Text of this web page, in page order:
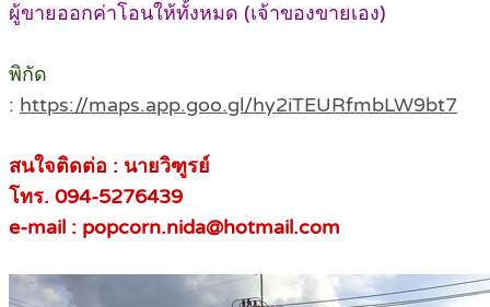
ผู้ขายออกค่าโอนให้ทั้งหมด (เจ้าของขายเอง)
พิกัด
: https://maps.app.goo.gl/hy2iTEURfmbLW9bt7
สนใจติดต่อ : นายวิฑูรย์
โทร. 094-5276439
e-mail : popcorn.nida@hotmail.com